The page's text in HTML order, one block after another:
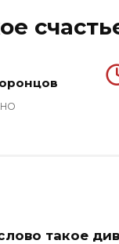
такое